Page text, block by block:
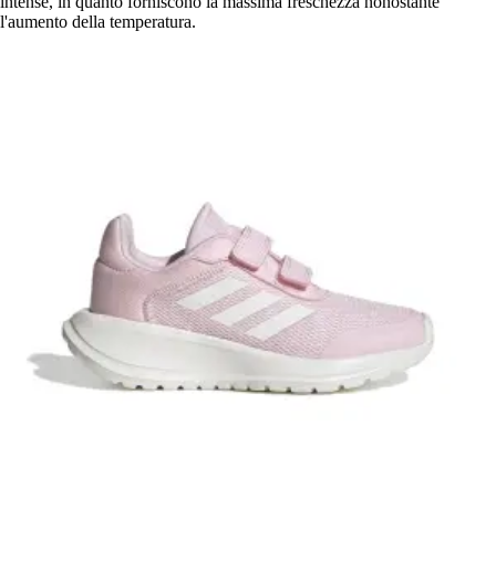
l'aumento della temperatura.